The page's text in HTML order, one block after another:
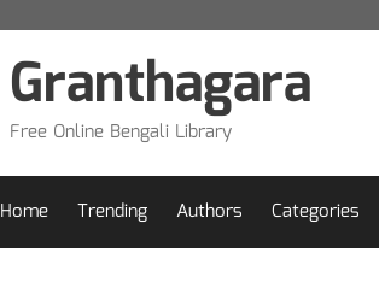
Granthagara
Free Online Bengali Library
Home Trending Authors Categories